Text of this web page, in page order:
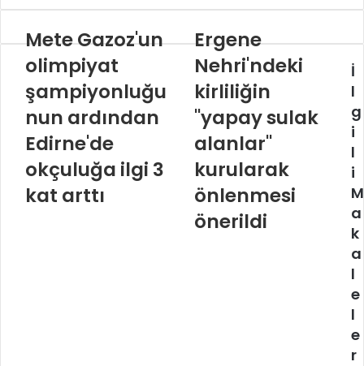
Mete Gazoz'un
olimpiyat
şampiyonluğu
nun ardından
Edirne'de
okçuluğa ilgi 3
kat arttı
Ergene
Nehri'ndeki
kirliliğin
"yapay sulak
alanlar"
kurularak
önlenmesi
önerildi
İ
l
g
i
l
i
M
a
k
a
l
e
l
e
r